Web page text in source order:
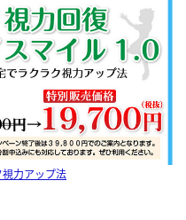
力アップ法